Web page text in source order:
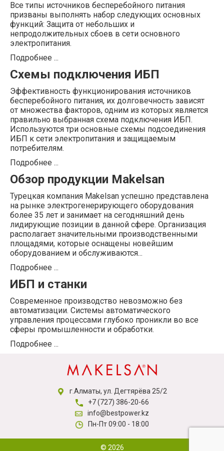
Все типы источников бесперебойного питания
призваны выполнять набор следующих основных
функций: Защита от небольших и
непродолжительных сбоев в сети основного
электропитания.
Подробнее ...
Схемы подключения ИБП
Эффективность функционирования источников
бесперебойного питания, их долговечность зависят
от множества факторов, одним из которых является
правильно выбранная схема подключения ИБП.
Используются три основные схемы подсоединения
ИБП к сети электропитания и защищаемым
потребителям.
Подробнее ...
Обзор продукции Makelsan
Турецкая компания Makelsan успешно представлена
на рынке электрогенерирующего оборудования
более 35 лет и занимает на сегодняшний день
лидирующие позиции в данной сфере. Организация
располагает значительными производственными
площадями, которые оснащены новейшим
оборудованием и обслуживаются...
Подробнее ...
ИБП и станки
Современное производство невозможно без
автоматизации. Системы автоматического
управления процессами глубоко проникли во все
сферы промышленности и обработки.
Подробнее ...
г.Алматы, ул. Дегтярёва 25/2
+7 (727) 386-20-66
info@bestpower.kz
Пн-Пт 09:00 - 18:00
© 2026